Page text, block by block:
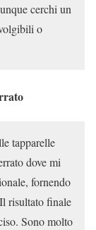
cerchi un
o
tapparelle
dove mi
fornendo
risultato finale
Sono molto